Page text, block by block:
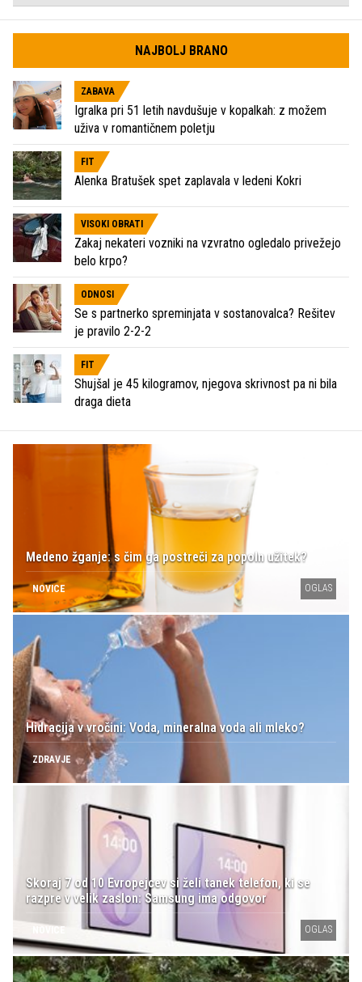
NAJBOLJ BRANO
ZABAVA
Igralka pri 51 letih navdušuje v kopalkah: z možem
uživa v romantičnem poletju
FIT
Alenka Bratušek spet zaplavala v ledeni Kokri
VISOKI OBRATI
Zakaj nekateri vozniki na vzvratno ogledalo privežejo
belo krpo?
ODNOSI
Se s partnerko spreminjata v sostanovalca? Rešitev
je pravilo 2-2-2
FIT
Shujšal je 45 kilogramov, njegova skrivnost pa ni bila
draga dieta
Medeno žganje: s čim ga postreči za popoln užitek?
NOVICE OGLAS
Hidracija v vročini: Voda, mineralna voda ali mleko?
ZDRAVJE
Skoraj 7 od 10 Evropejcev si želi tanek telefon, ki se
razpre v velik zaslon: Samsung ima odgovor
NOVICE OGLAS